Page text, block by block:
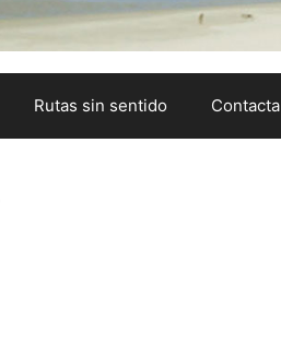
Rutas sin sentido Contacta